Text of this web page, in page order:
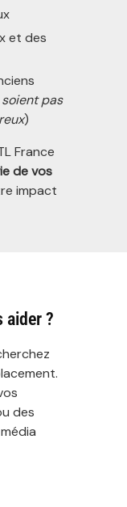
et des
soient pas
)
France
de vos
impact
aider ?
des